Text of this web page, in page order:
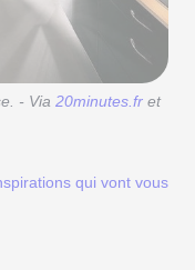
- Via 20minutes.fret
qui vont vous